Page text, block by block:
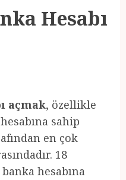
Hesabı
açmak, özellikle
sahip
en çok
18
hesabına